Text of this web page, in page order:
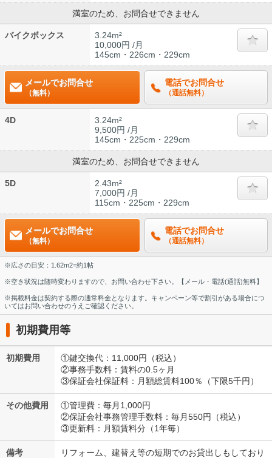
満室のため、お問合せできません
バイクボックス
3.24m²
10,000円 /月
145cm・226cm・229cm
メールでお問合せ
（無料）
電話でお問合せ
（通話無料）
4D
3.24m²
9,500円 /月
145cm・225cm・229cm
満室のため、お問合せできません
5D
2.43m²
7,000円 /月
115cm・225cm・229cm
メールでお問合せ
（無料）
電話でお問合せ
（通話無料）
※広さの目安：1.62m2=約1帖
※空き状況は随時変わりますので、お問い合わせ下さい。【メール・電話(通話)無料】
※掲載料金は契約する際の通常料金となります。キャンペーン等で割引がある場合につ
いてはお問い合わせのうえご確認ください。
初期費用等
初期費用
①鍵交換代：11,000円（税込）
②事務手数料：賃料の0.5ヶ月
③保証会社保証料：月額総賃料100％（下限5千円）
その他費用
①管理費：毎月1,000円
②保証会社事務管理手数料：毎月550円（税込）
③更新料：月額賃料分（1年毎）
備考 リフォーム、建替え等の短期でのお貸出しもしており